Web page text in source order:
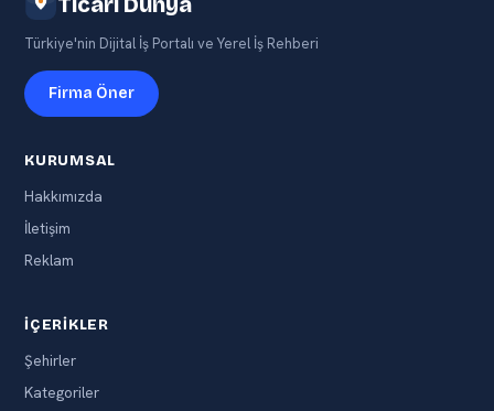
Türkiye'nin Dijital İş Portalı ve Yerel İş Rehberi
Firma Öner
KURUMSAL
Hakkımızda
İletişim
Reklam
İÇERIKLER
Şehirler
Kategoriler